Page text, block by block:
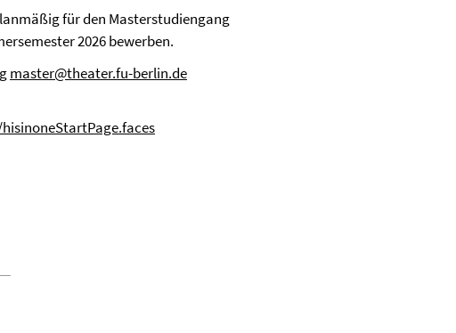
für den Masterstudiengang
2026 bewerben.
master@theater.fu-berlin.de